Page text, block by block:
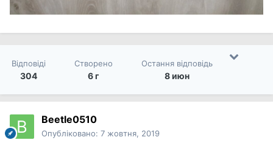
Відповіді
304
Створено
6 г
Остання відповідь
8 июн
Beetle0510
Опубліковано: 7 жовтня, 2019